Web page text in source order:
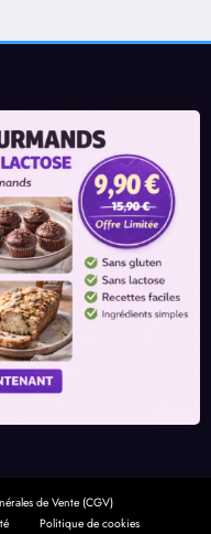
de Vente (CGV)
Politique de cookies